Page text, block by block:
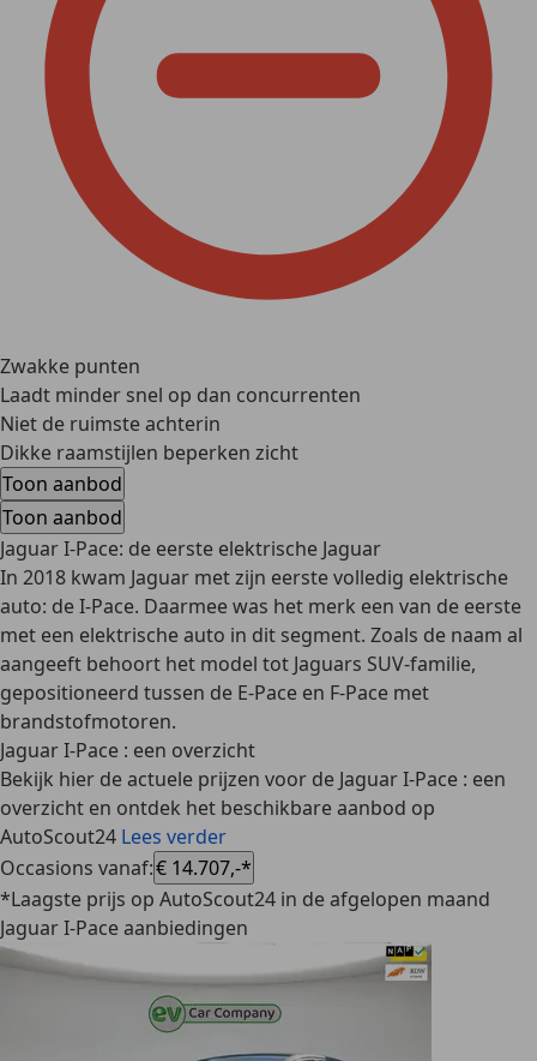
Zwakke punten
Laadt minder snel op dan concurrenten
Niet de ruimste achterin
Dikke raamstijlen beperken zicht
Toon aanbod
Toon aanbod
Jaguar I-Pace: de eerste elektrische Jaguar
In 2018 kwam Jaguar met zijn eerste volledig elektrische
auto: de I-Pace. Daarmee was het merk een van de eerste
met een elektrische auto in dit segment. Zoals de naam al
aangeeft behoort het model tot Jaguars SUV-familie,
gepositioneerd tussen de E-Pace en F-Pace met
brandstofmotoren.
Jaguar I-Pace : een overzicht
Bekijk hier de actuele prijzen voor de Jaguar I-Pace : een
overzicht en ontdek het beschikbare aanbod op
AutoScout24 Lees verder
Occasions vanaf:€ 14.707,-*
*Laagste prijs op AutoScout24 in de afgelopen maand
Jaguar I-Pace aanbiedingen